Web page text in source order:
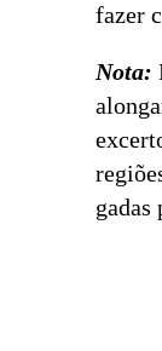
fazer
Nota:
gadas